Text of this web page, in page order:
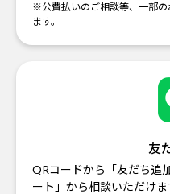
※公費払いのご相談等、一部の
ます。
友
QRコードから「友だち追
ート」から相談いただけま